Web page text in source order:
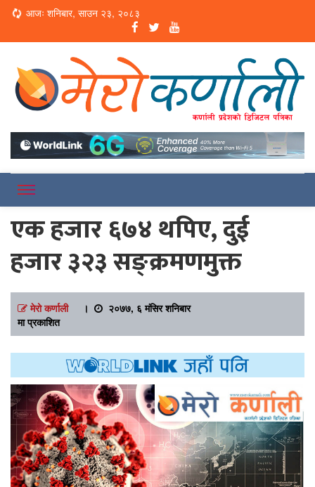
Loading...
आजः शनिबार, साउन २३, २०८३
Merokarnali
एक हजार ६७४ थपिए, दुई
हजार ३२३ सङ्क्रमणमुक्त
मेरो कर्णाली।
२०७७, ६ मंसिर शनिबार
मा प्रकाशित